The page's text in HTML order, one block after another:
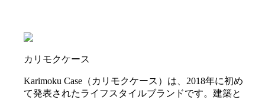
カリモクケース
Karimoku Case（カリモクケース）は、2018年に初め
て発表されたライフスタイルブランドです。建築と